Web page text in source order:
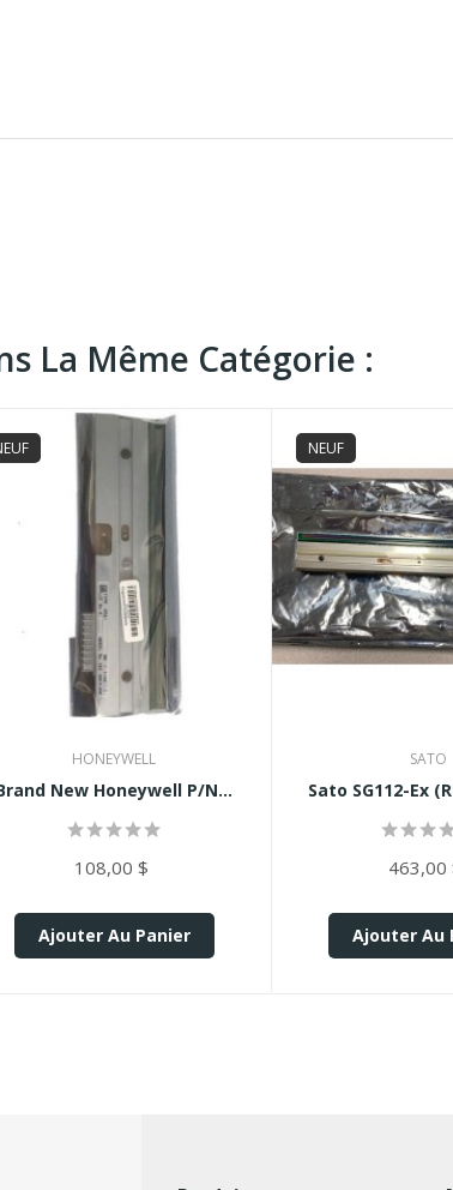
La Même Catégorie :
HONEYWELL
New Honeywell P/N...
108,00 $
Ajouter Au Panier
NEUF
SATO
Sato SG112-Ex
463,00
Ajouter Au